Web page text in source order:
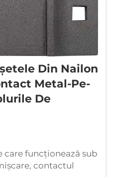
Din Nailon
Metal-Pe-
De
care funcționează sub
contactul